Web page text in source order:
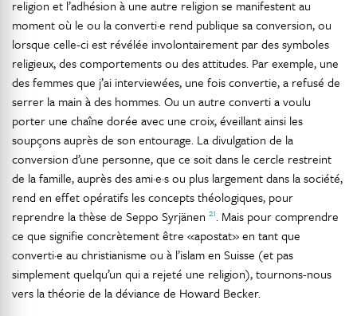
religion et l’adhésion à une autre religion se manifestent au
moment où le ou la converti·e rend publique sa conversion, ou
lorsque celle-ci est révélée involontairement par des symboles
religieux, des comportements ou des attitudes. Par exemple, une
des femmes que j’ai interviewées, une fois convertie, a refusé de
serrer la main à des hommes. Ou un autre converti a voulu
porter une chaîne dorée avec une croix, éveillant ainsi les
soupçons auprès de son entourage. La divulgation de la
conversion d’une personne, que ce soit dans le cercle restreint
de la famille, auprès des ami·e·s ou plus largement dans la société,
rend en effet opératifs les concepts théologiques, pour
reprendre la thèse de Seppo Syrjänen 21. Mais pour comprendre
ce que signifie concrètement être «apostat» en tant que
converti·e au christianisme ou à l’islam en Suisse (et pas
simplement quelqu’un qui a rejeté une religion), tournons-nous
vers la théorie de la déviance de Howard Becker.